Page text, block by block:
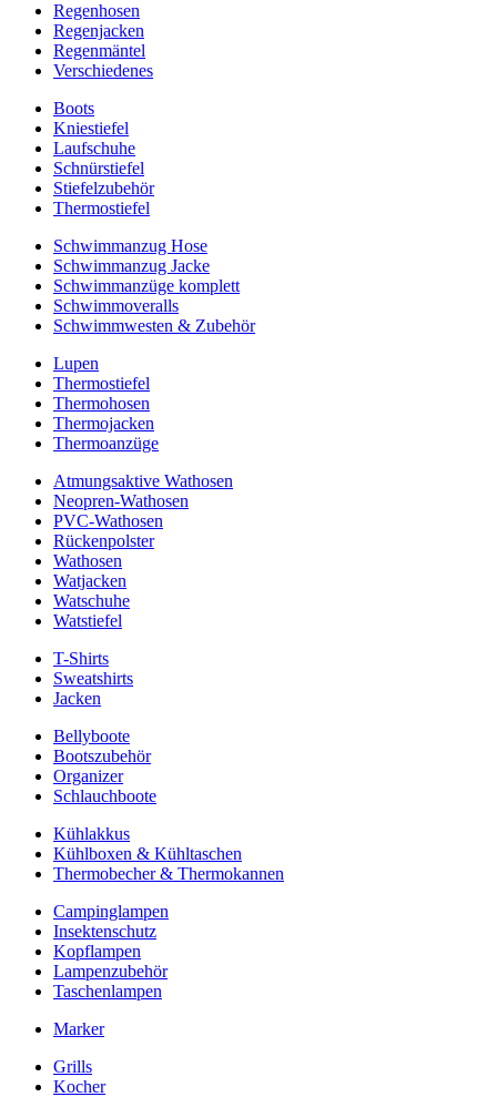
Regenhosen
Regenjacken
Regenmäntel
Verschiedenes
Boots
Kniestiefel
Laufschuhe
Schnürstiefel
Stiefelzubehör
Thermostiefel
Schwimmanzug Hose
Schwimmanzug Jacke
Schwimmanzüge komplett
Schwimmoveralls
Schwimmwesten & Zubehör
Lupen
Thermostiefel
Thermohosen
Thermojacken
Thermoanzüge
Atmungsaktive Wathosen
Neopren-Wathosen
PVC-Wathosen
Rückenpolster
Wathosen
Watjacken
Watschuhe
Watstiefel
T-Shirts
Sweatshirts
Jacken
Bellyboote
Bootszubehör
Organizer
Schlauchboote
Kühlakkus
Kühlboxen & Kühltaschen
Thermobecher & Thermokannen
Campinglampen
Insektenschutz
Kopflampen
Lampenzubehör
Taschenlampen
Marker
Grills
Kocher